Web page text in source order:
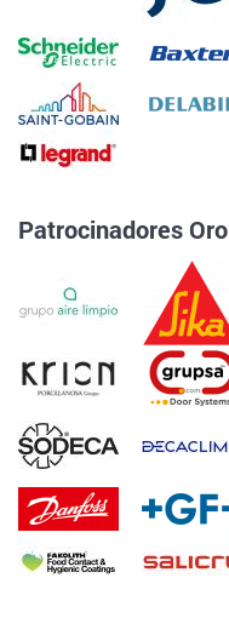
Patrocinadores Oro